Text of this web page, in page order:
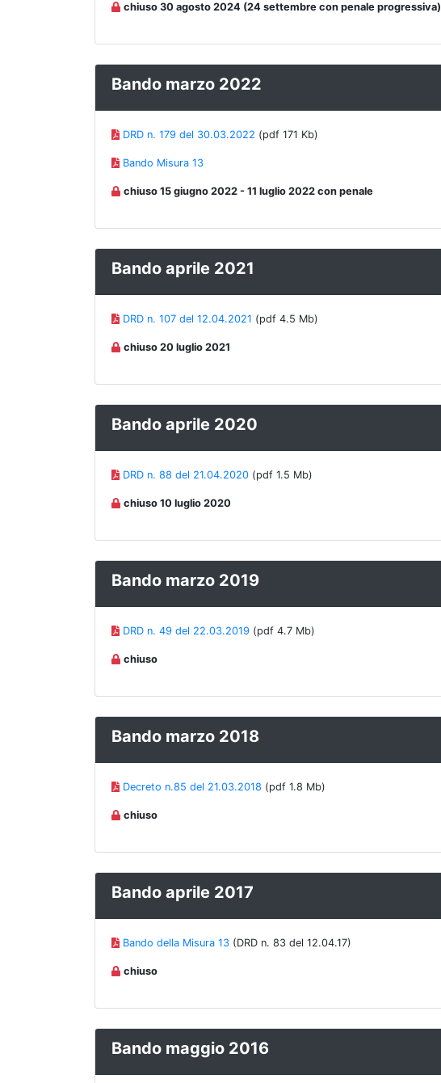
chiuso 30 agosto 2024 (24 settembre con penale progressiva)
Bando marzo 2022
DRD n. 179 del 30.03.2022 (pdf 171 Kb)
Bando Misura 13
chiuso 15 giugno 2022 - 11 luglio 2022 con penale
Bando aprile 2021
DRD n. 107 del 12.04.2021 (pdf 4.5 Mb)
chiuso 20 luglio 2021
Bando aprile 2020
DRD n. 88 del 21.04.2020(pdf 1.5 Mb)
chiuso 10 luglio 2020
Bando marzo 2019
DRD n. 49 del 22.03.2019(pdf 4.7 Mb)
chiuso
Bando marzo 2018
Decreto n.85 del 21.03.2018 (pdf 1.8 Mb)
chiuso
Bando aprile 2017
Bando della Misura 13(DRD n. 83 del 12.04.17)
chiuso
Bando maggio 2016